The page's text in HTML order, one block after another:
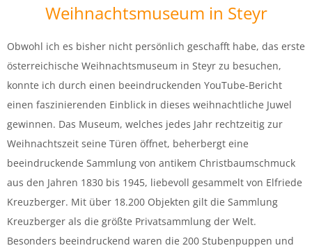
Weihnachtsmuseum in Steyr
Obwohl ich es bisher nicht persönlich geschafft habe, das erste
österreichische Weihnachtsmuseum in Steyr zu besuchen,
konnte ich durch einen beeindruckenden YouTube-Bericht
einen faszinierenden Einblick in dieses weihnachtliche Juwel
gewinnen. Das Museum, welches jedes Jahr rechtzeitig zur
Weihnachtszeit seine Türen öffnet, beherbergt eine
beeindruckende Sammlung von antikem Christbaumschmuck
aus den Jahren 1830 bis 1945, liebevoll gesammelt von Elfriede
Kreuzberger. Mit über 18.200 Objekten gilt die Sammlung
Kreuzberger als die größte Privatsammlung der Welt.
Besonders beeindruckend waren die 200 Stubenpuppen und